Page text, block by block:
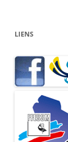
LIENS